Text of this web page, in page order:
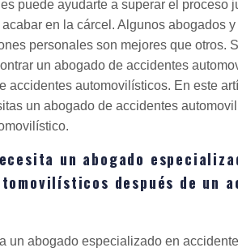
puede ayudarte a superar el proceso
en la cárcel. Algunos abogados
personales son mejores que otros.
un abogado de accidentes
accidentes automovilísticos. En este
un abogado de accidentes
un abogado
después de un
un abogado especializado en